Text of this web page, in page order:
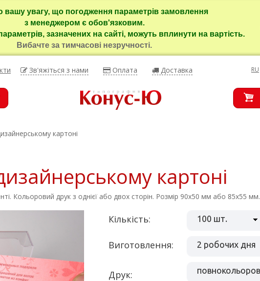
вашу увагу, що погодження параметрів замовлення
з менеджером є обов'язковим.
зазначених на сайті, можуть вплинути на вартість.
Вибачте за тимчасові незручності.
Зв'яжіться з нами Оплата Доставка RU
картоні
картоні
Кольоровий друк з однієї або двох сторін. Розмір 90х50 мм або 85х55 мм.
Кількість: 100 шт.
Виготовлення: 2 робочих дня
Друк: